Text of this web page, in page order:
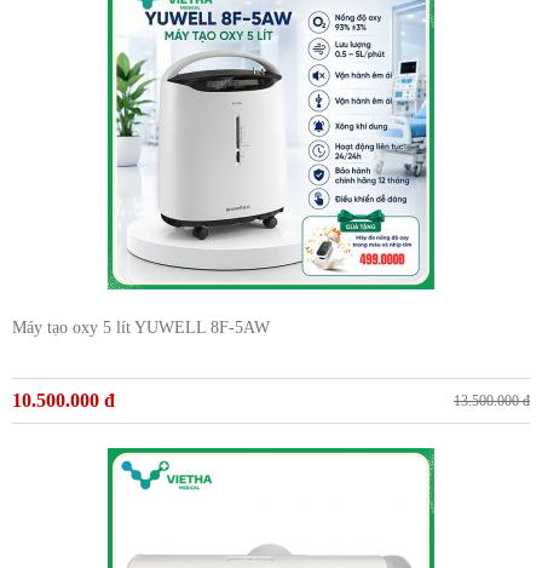
Máy tạo oxy 5 lít YUWELL 8F-5AW
10.500.000 đ 13.500.000 đ